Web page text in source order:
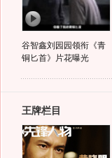
谷智鑫刘园园领衔《青
铜匕首》片花曝光
王牌栏目